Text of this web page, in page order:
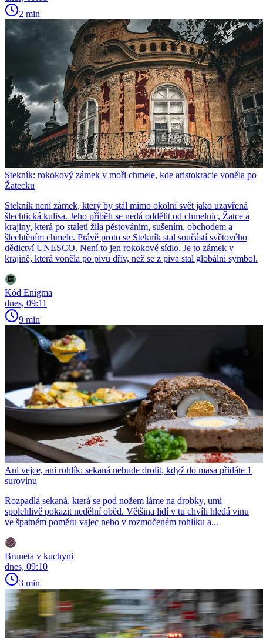
2 min
Stekník: rokokový zámek v moři chmele, kde aristokracie voněla po
Žatecku
Stekník není zámek, který by stál mimo okolní svět jako uzavřená
šlechtická kulisa. Jeho příběh se nedá oddělit od chmelnic, Žatce a
krajiny, která po staletí žila pěstováním, sušením, obchodem a
šlechtěním chmele. Právě proto se Stekník stal součástí světového
dědictví UNESCO. Není to jen rokokové sídlo. Je to zámek v
krajině, která voněla po pivu dřív, než se z piva stal globální symbol.
Kód Enigma
dnes, 09:11
9 min
Ani vejce, ani rohlík: sekaná nebude drolit, když do masa přidáte 1
surovinu
Rozpadlá sekaná, která se pod nožem láme na drobky, umí
spolehlivě pokazit nedělní oběd. Většina lidí v tu chvíli hledá vinu
ve špatném poměru vajec nebo v rozmočeném rohlíku a...
Bruneta v kuchyni
dnes, 09:10
3 min